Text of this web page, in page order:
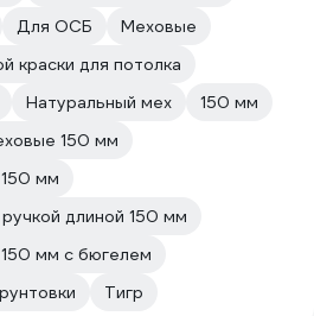
Для ОСБ
Меховые
краски для потолка
Натуральный мех
150 мм
150 мм
мм
длиной 150 мм
мм с бюгелем
Тигр